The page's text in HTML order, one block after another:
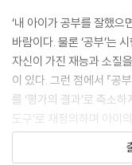
‘내 아이가 공부를 잘했으
바람이다. 물론 ‘공부’는
자신이 가진 재능과 소질
이 있다. 그런 점에서 『공
를 ‘평가의 결과’로 축소
도구’로 재정의하며 아이
이 책은 전체 4부로 구성